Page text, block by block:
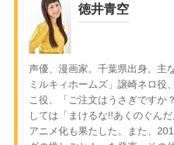
徳井青空
声優、漫画家。千葉県出身。主
ミルキィホームズ」譲崎ネロ役
こ役、「ご注文はうさぎですか
しては「まけるな!!あくのぐん
アニメ化も果たした。また、